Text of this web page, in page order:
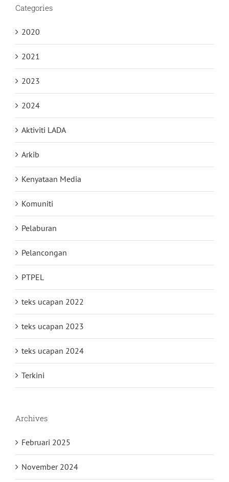
Categories
2020
2021
2023
2024
Aktiviti LADA
Arkib
Kenyataan Media
Komuniti
Pelaburan
Pelancongan
PTPEL
teks ucapan 2022
teks ucapan 2023
teks ucapan 2024
Terkini
Archives
Februari 2025
November 2024